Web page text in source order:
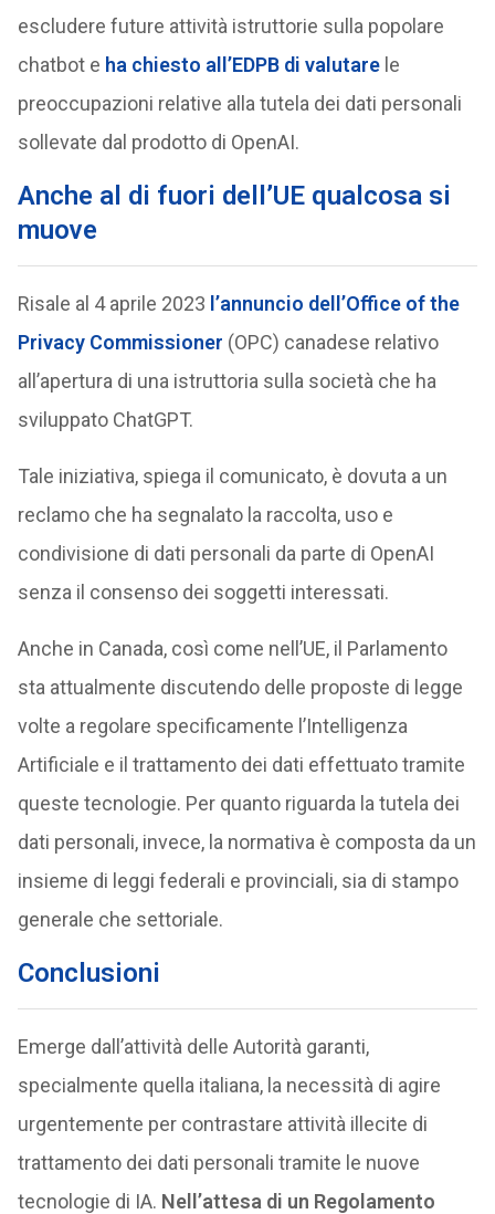
escludere future attività istruttorie sulla popolare
chatbot e ha chiesto all’EDPB di valutarele
preoccupazioni relative alla tutela dei dati personali
sollevate dal prodotto di OpenAI.
Anche al di fuori dell’UE qualcosa si
muove
Risale al 4 aprile 2023 l’annuncio dell’Office of the
Privacy Commissioner (OPC) canadese relativo
all’apertura di una istruttoria sulla società che ha
sviluppato ChatGPT.
Tale iniziativa, spiega il comunicato, è dovuta a un
reclamo che ha segnalato la raccolta, uso e
condivisione di dati personali da parte di OpenAI
senza il consenso dei soggetti interessati.
Anche in Canada, così come nell’UE, il Parlamento
sta attualmente discutendo delle proposte di legge
volte a regolare specificamente l’Intelligenza
Artificiale e il trattamento dei dati effettuato tramite
queste tecnologie. Per quanto riguarda la tutela dei
dati personali, invece, la normativa è composta da un
insieme di leggi federali e provinciali, sia di stampo
generale che settoriale.
Conclusioni
Emerge dall’attività delle Autorità garanti,
specialmente quella italiana, la necessità di agire
urgentemente per contrastare attività illecite di
trattamento dei dati personali tramite le nuove
tecnologie di IA. Nell’attesa di un Regolamento